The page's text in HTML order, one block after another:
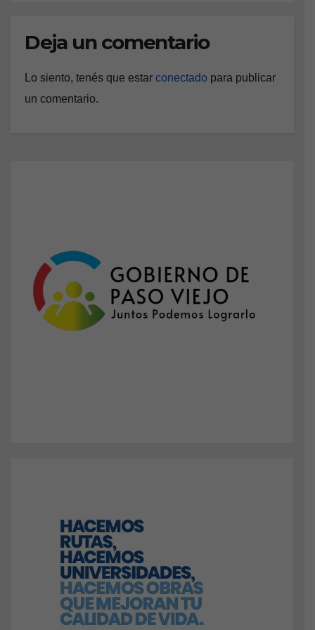
Deja un comentario
Lo siento, tenés que estar conectado para publicar
un comentario.